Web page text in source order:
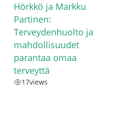
Hörkkö ja Markku
Partinen:
Terveydenhuolto ja
mahdollisuudet
parantaa omaa
terveyttä
17views